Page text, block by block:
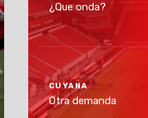
¿Que onda?
CUYANA
Otra demanda